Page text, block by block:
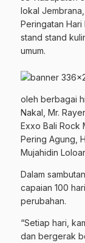
lokal
Peringatan Hari
stand stand
umum.
oleh berbagai
Nakal, Mr.
Exxo Bali Rock
Pering Agung,
Mujahidin
Dalam
capaian 100
perubahan.
“Setiap hari,
dan bergerak